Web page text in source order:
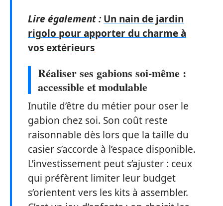
Lire également : Un nain de jardin
rigolo pour apporter du charme à
vos extérieurs
Réaliser ses gabions soi-même :
accessible et modulable
Inutile d’être du métier pour oser le
gabion chez soi. Son coût reste
raisonnable dès lors que la taille du
casier s’accorde à l’espace disponible.
L’investissement peut s’ajuster : ceux
qui préfèrent limiter leur budget
s’orientent vers les kits à assembler.